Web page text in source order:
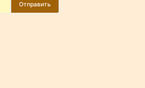
Отправить